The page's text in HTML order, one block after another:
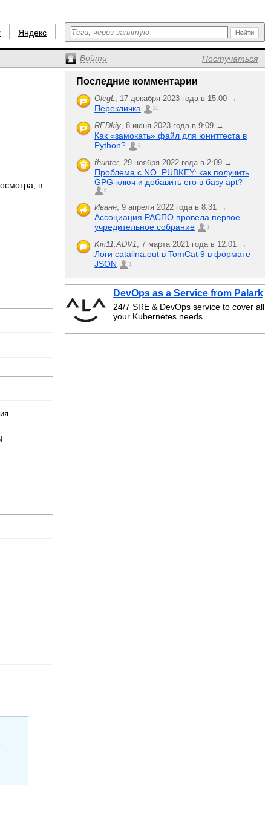
Яндекс
Войти Постучаться
в
Последние комментарии
OlegL, 17 декабря 2023 года в 15:00 →
Перекличка 21
REDkiy, 8 июня 2023 года в 9:09 →
Как «замокать» файл для юниттеста в
Python?
2
fhunter, 29 ноября 2022 года в 2:09 →
Проблема с NO_PUBKEY: как получить
GPG-ключ и добавить его в базу apt?
6
Иванн, 9 апреля 2022 года в 8:31 →
Ассоциация РАСПО провела первое
учредительное собрание
1
Kiri11.ADV1, 7 марта 2021 года в 12:01 →
Логи catalina.out в TomCat 9 в формате
JSON
1
DevOps as a Service from Palark
24/7 SRE & DevOps service to cover all
your Kubernetes needs.